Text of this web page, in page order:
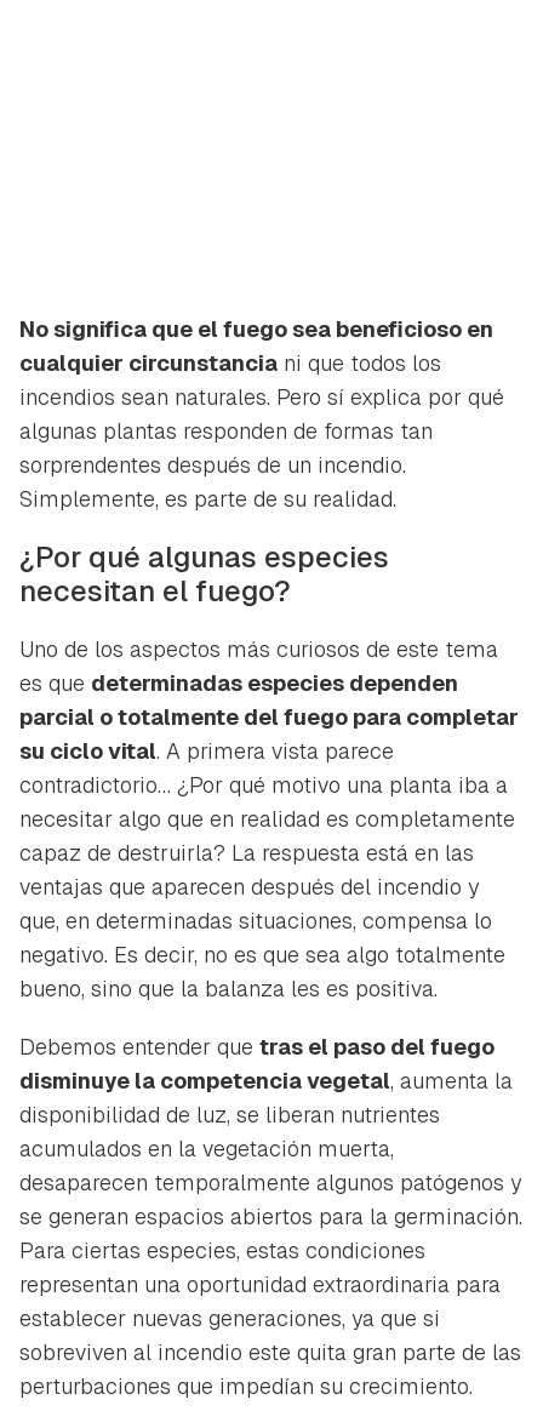
No significa que el fuego sea beneficioso en
cualquier circunstancia ni que todos los
incendios sean naturales. Pero sí explica por qué
algunas plantas responden de formas tan
sorprendentes después de un incendio.
Simplemente, es parte de su realidad.
¿Por qué algunas especies
necesitan el fuego?
Uno de los aspectos más curiosos de este tema
es que determinadas especies dependen
parcial o totalmente del fuego para completar
su ciclo vital. A primera vista parece
contradictorio… ¿Por qué motivo una planta iba a
necesitar algo que en realidad es completamente
capaz de destruirla? La respuesta está en las
ventajas que aparecen después del incendio y
que, en determinadas situaciones, compensa lo
negativo. Es decir, no es que sea algo totalmente
bueno, sino que la balanza les es positiva.
Debemos entender que tras el paso del fuego
disminuye la competencia vegetal, aumenta la
disponibilidad de luz, se liberan nutrientes
acumulados en la vegetación muerta,
desaparecen temporalmente algunos patógenos y
se generan espacios abiertos para la germinación.
Para ciertas especies, estas condiciones
representan una oportunidad extraordinaria para
establecer nuevas generaciones, ya que si
sobreviven al incendio este quita gran parte de las
perturbaciones que impedían su crecimiento.